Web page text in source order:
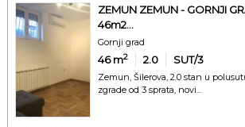
ZEMUN ZEMUN - GORNJI
46m2...
Gornji grad
46m2 2.0 SUT/3
Zemun, Šilerova, 2.0 stan u
zgrade od 3 sprata, novi...